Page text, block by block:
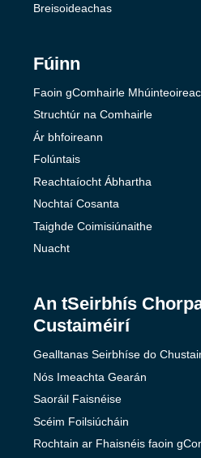
Breisoideachas
Fúinn
Faoin gComhairle
Struchtúr na Comhairle
Ár bhfoireann
Folúntais
Reachtaíocht Ábhartha
Nochtaí Cosanta
Taighde Coimisiúnaithe
Nuacht
An tSeirbhís
Custaiméirí
Gealltanas Seirbhíse do
Nós Imeachta Gearán
Saoráil Faisnéise
Scéim Foilsiúcháin
Rochtain ar Fhaisnéis faoin